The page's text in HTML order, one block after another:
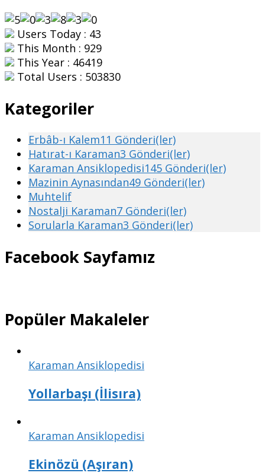
Users Today : 43
This Month : 929
This Year : 46419
Total Users : 503830
Kategoriler
Erbâb-ı Kalem11 Gönderi(ler)
Hatırat-ı Karaman3 Gönderi(ler)
Karaman Ansiklopedisi145 Gönderi(ler)
Mazinin Aynasından49 Gönderi(ler)
Muhtelif
Nostalji Karaman7 Gönderi(ler)
Sorularla Karaman3 Gönderi(ler)
Facebook Sayfamız
Popüler Makaleler
Karaman Ansiklopedisi
Yollarbaşı (İlisıra)
Karaman Ansiklopedisi
Ekinözü (Aşıran)